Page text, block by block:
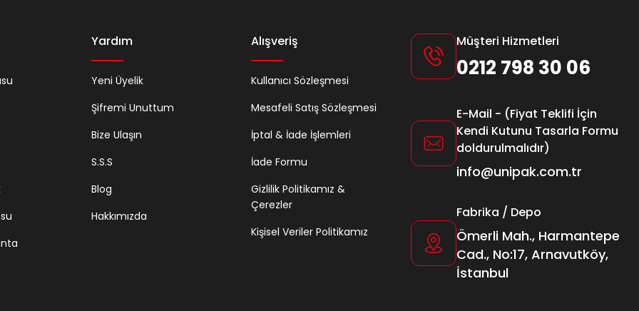
Yardım
Yeni Üyelik
Şifremi Unuttum
Bize Ulaşın
S.S.S
Blog
Hakkımızda
Alışveriş
Kullanıcı Sözleşmesi
Mesafeli Satış Sözleşmesi
İptal & İade İşlemleri
İade Formu
Gizlilik Politikamız &
Çerezler
Kişisel Veriler Politikamız
Müşteri Hizmetleri
0212 798 30 06
E-Mail - (Fiyat Teklifi İçin
Kendi Kutunu Tasarla Formu
doldurulmalıdır)
info@unipak.com.tr
Fabrika / Depo
Ömerli Mah., Harmantepe
Cad., No:17, Arnavutköy,
İstanbul